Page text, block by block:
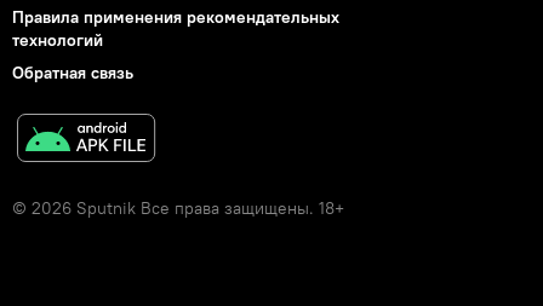
Правила применения рекомендательных
технологий
Обратная связь
© 2026 Sputnik Все права защищены. 18+